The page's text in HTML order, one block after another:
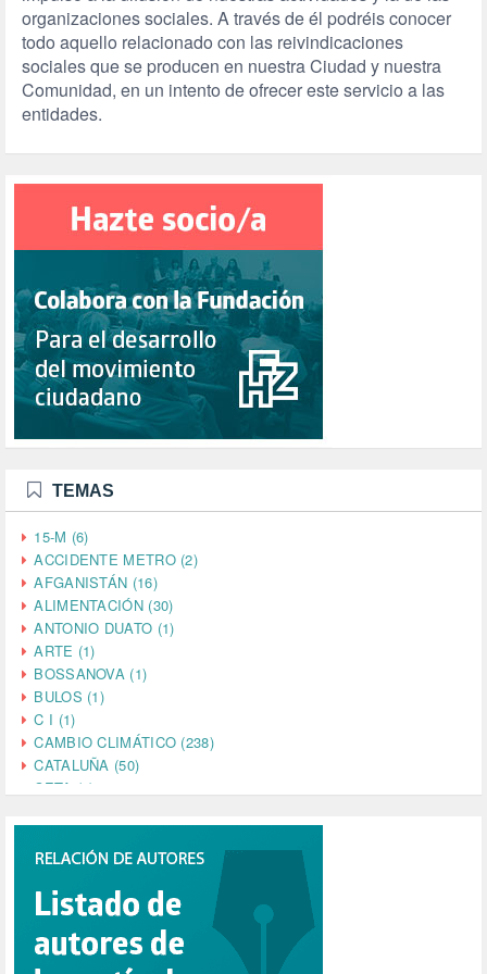
organizaciones sociales. A través de él podréis conocer
todo aquello relacionado con las reivindicaciones
sociales que se producen en nuestra Ciudad y nuestra
Comunidad, en un intento de ofrecer este servicio a las
entidades.
TEMAS
15-M (6)
ACCIDENTE METRO (2)
AFGANISTÁN (16)
ALIMENTACIÓN (30)
ANTONIO DUATO (1)
ARTE (1)
BOSSANOVA (1)
BULOS (1)
C I (1)
CAMBIO CLIMÁTICO (238)
CATALUÑA (50)
CETA (2)
CINE (35)
COMPROMISO (2)
CONFERENCIA (1)
CONSUMO (1)